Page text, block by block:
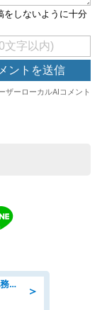
＞
09月開始/総合設備会社での営業・事務のお仕事/車通勤可/賞与あり/営業/営業事務